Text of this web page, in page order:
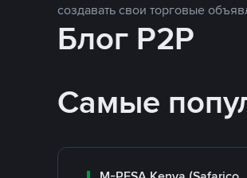
создавать свои торговые
Блог P2P
Самые